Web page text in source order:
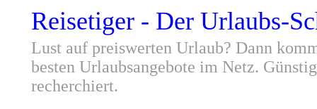
Reisetiger - Der Urlaubs-
Lust auf preiswerten Urlaub? Dann
besten Urlaubsangebote im Netz.
recherchiert.